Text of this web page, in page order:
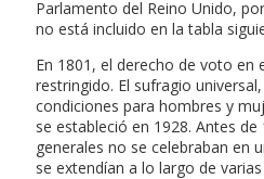
Parlamento del Reino Unido,
no está incluido en la tabla
En 1801, el derecho de voto en
restringido. El sufragio
condiciones para hombres y
se estableció en 1928. Antes de
generales no se celebraban en
se extendían a lo largo de